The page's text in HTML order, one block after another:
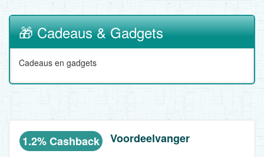
🎁 Cadeaus & Gadgets
Cadeaus en gadgets
1.2% Cashback Voordeelvanger